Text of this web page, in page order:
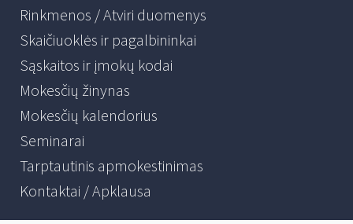
Rinkmenos / Atviri duomenys
Skaičiuoklės ir pagalbininkai
Sąskaitos ir įmokų kodai
Mokesčių žinynas
Mokesčių kalendorius
Seminarai
Tarptautinis apmokestinimas
Kontaktai / Apklausa